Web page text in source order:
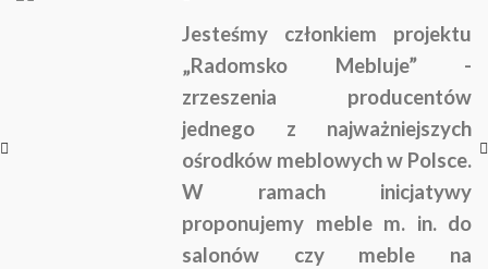
Jesteśmy członkiem projektu
„Radomsko Mebluje” -
zrzeszenia producentów
jednego z najważniejszych
ośrodków meblowych w Polsce.
W ramach inicjatywy
proponujemy meble m. in. do
salonów czy meble na